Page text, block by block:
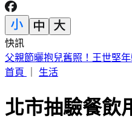
快訊
父親節曬抱兒舊照！王世堅
首頁
生活
北市抽驗餐